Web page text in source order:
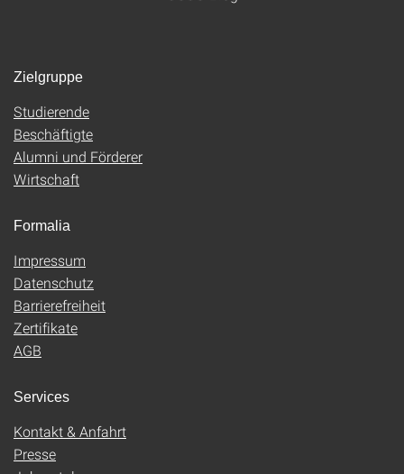
Zielgruppe
Studierende
Beschäftigte
Alumni und Förderer
Wirtschaft
Formalia
Impressum
Datenschutz
Barrierefreiheit
Zertifikate
AGB
Services
Kontakt & Anfahrt
Presse